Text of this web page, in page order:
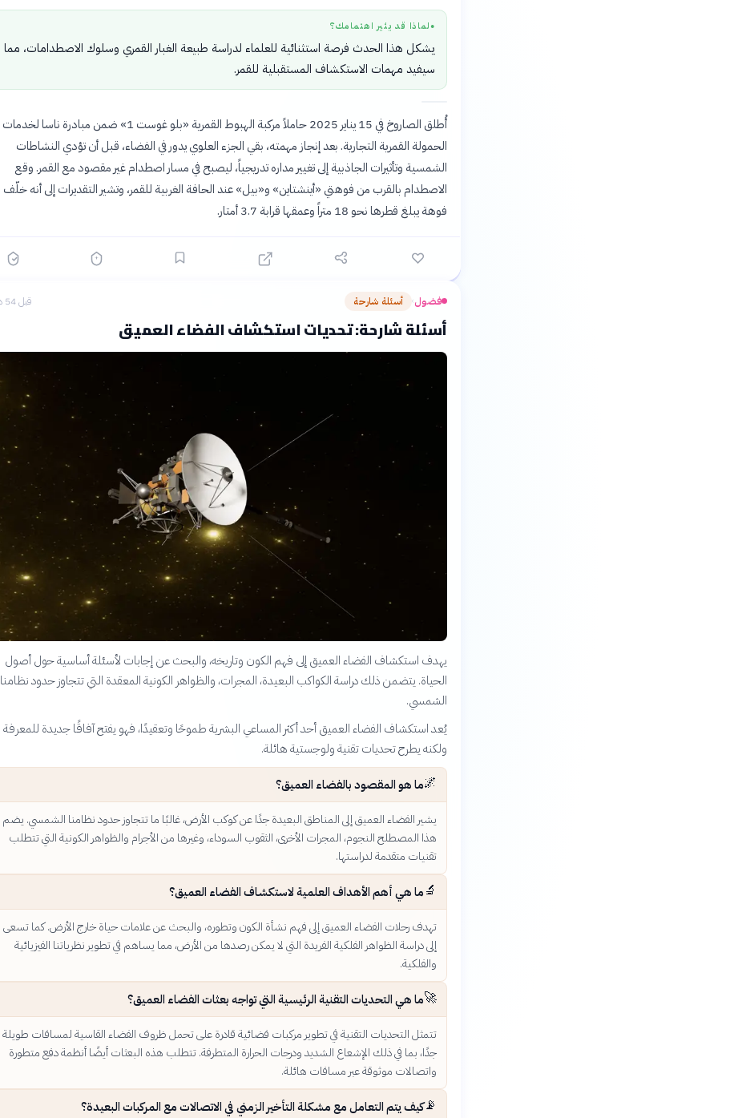
● لماذا قد يثير اهتمامك؟
يشكل هذا الحدث فرصة استثنائية للعلماء لدراسة طبيعة الغبار القمري وسلوك الاصطدامات، مما
سيفيد مهمات الاستكشاف المستقبلية للقمر.
أُطلق الصاروخ في 15 يناير 2025 حاملاً مركبة الهبوط القمرية «بلو غوست 1» ضمن مبادرة ناسا لخدمات
الحمولة القمرية التجارية. بعد إنجاز مهمته، بقي الجزء العلوي يدور في الفضاء، قبل أن تؤدي النشاطات
الشمسية وتأثيرات الجاذبية إلى تغيير مداره تدريجياً، ليصبح في مسار اصطدام غير مقصود مع القمر. وقع
الاصطدام بالقرب من فوهتي «أينشتاين» و«بيل» عند الحافة الغربية للقمر، وتشير التقديرات إلى أنه خلّف
فوهة يبلغ قطرها نحو 18 متراً وعمقها قرابة 3.7 أمتار.
فضول› أسئلة شارحة قبل 54 دقيقة
أسئلة شارحة: تحديات استكشاف الفضاء العميق
يهدف استكشاف الفضاء العميق إلى فهم الكون وتاريخه، والبحث عن إجابات لأسئلة أساسية حول أصول
الحياة. يتضمن ذلك دراسة الكواكب البعيدة، المجرات، والظواهر الكونية المعقدة التي تتجاوز حدود نظامنا
الشمسي.
يُعد استكشاف الفضاء العميق أحد أكثر المساعي البشرية طموحًا وتعقيدًا، فهو يفتح آفاقًا جديدة للمعرفة
ولكنه يطرح تحديات تقنية ولوجستية هائلة.
🌌ما هو المقصود بالفضاء العميق؟
يشير الفضاء العميق إلى المناطق البعيدة جدًا عن كوكب الأرض، غالبًا ما تتجاوز حدود نظامنا الشمسي. يضم
هذا المصطلح النجوم، المجرات الأخرى، الثقوب السوداء، وغيرها من الأجرام والظواهر الكونية التي تتطلب
تقنيات متقدمة لدراستها.
🔬ما هي أهم الأهداف العلمية لاستكشاف الفضاء العميق؟
تهدف رحلات الفضاء العميق إلى فهم نشأة الكون وتطوره، والبحث عن علامات حياة خارج الأرض. كما تسعى
إلى دراسة الظواهر الفلكية الفريدة التي لا يمكن رصدها من الأرض، مما يساهم في تطوير نظرياتنا الفيزيائية
والفلكية.
🚀ما هي التحديات التقنية الرئيسية التي تواجه بعثات الفضاء العميق؟
تتمثل التحديات التقنية في تطوير مركبات فضائية قادرة على تحمل ظروف الفضاء القاسية لمسافات طويلة
جدًا، بما في ذلك الإشعاع الشديد ودرجات الحرارة المتطرفة. تتطلب هذه البعثات أيضًا أنظمة دفع متطورة
واتصالات موثوقة عبر مسافات هائلة.
📡كيف يتم التعامل مع مشكلة التأخير الزمني في الاتصالات مع المركبات البعيدة؟